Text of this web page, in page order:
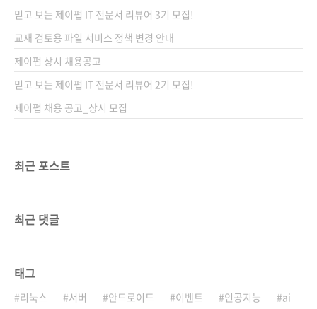
믿고 보는 제이펍 IT 전문서 리뷰어 3기 모집!
교재 검토용 파일 서비스 정책 변경 안내
제이펍 상시 채용공고
믿고 보는 제이펍 IT 전문서 리뷰어 2기 모집!
제이펍 채용 공고_상시 모집
최근 포스트
최근 댓글
태그
리눅스 서버 안드로이드 이벤트 인공지능
ai